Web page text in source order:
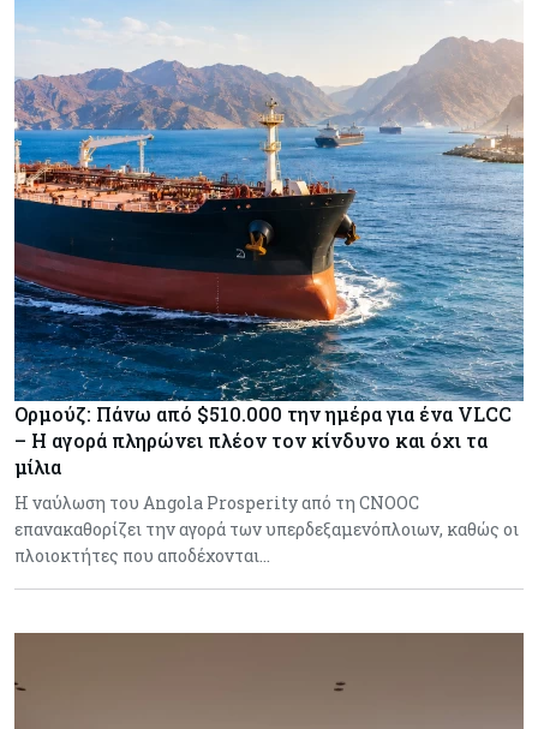
Ορμούζ: Πάνω από $510.000 την ημέρα για ένα VLCC
– Η αγορά πληρώνει πλέον τον κίνδυνο και όχι τα
μίλια
Η ναύλωση του Angola Prosperity από τη CNOOC
επανακαθορίζει την αγορά των υπερδεξαμενόπλοιων, καθώς οι
πλοιοκτήτες που αποδέχονται…